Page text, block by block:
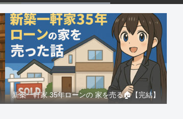
新築一軒家 35年ローンの 家を売る🏠️【完結】